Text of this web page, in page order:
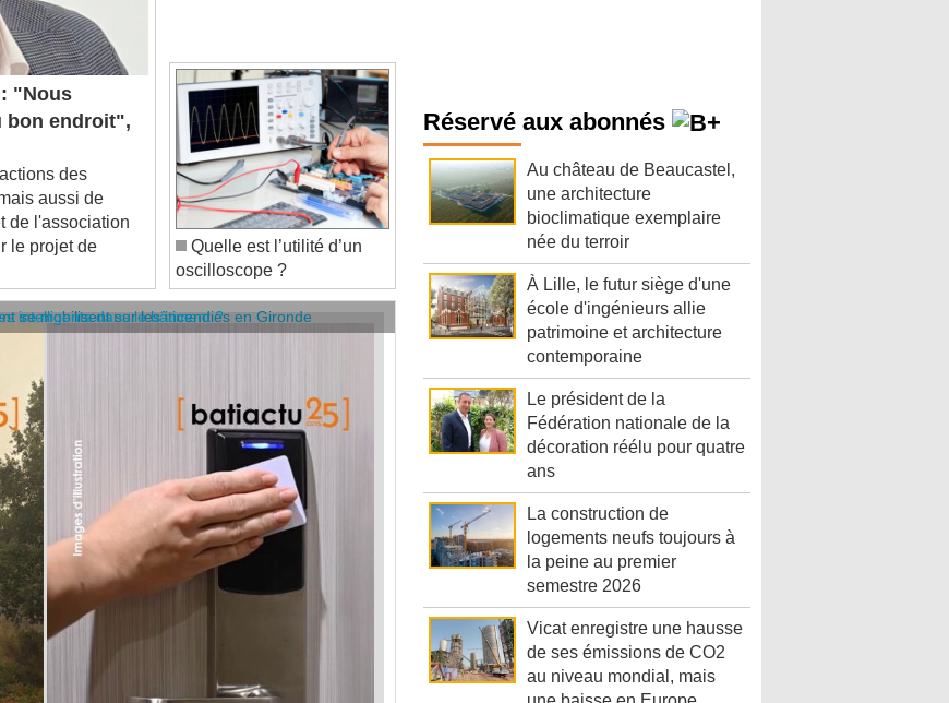
"Nous
endroit",
des
aussi de
l'association
le projet de
Quelle est l’utilité d’un
oscilloscope ?
se mobilisent sur les incendies en Gironde
intelligents dans le bâtiment ?
Réservé aux abonnés
Au château de Beaucastel,
une architecture
bioclimatique exemplaire
née du terroir
À Lille, le futur siège d'une
école d'ingénieurs allie
patrimoine et architecture
contemporaine
Le président de la
Fédération nationale de la
décoration réélu pour quatre
ans
La construction de
logements neufs toujours à
la peine au premier
semestre 2026
Vicat enregistre une hausse
de ses émissions de CO2
au niveau mondial, mais